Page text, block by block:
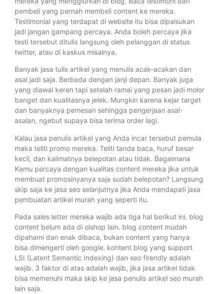
pembeli yang pernah membeli content ke mereka.
Testimonial yang terdapat di website itu bisa dipalsukan
jadi jangan gampang percaya. Anda boleh percaya jika
testi tersebut ditulis langsung oleh pelanggan di status
twitter, atau di kaskus misalnya.
Banyak jasa tulis artikel yang menulis acak-acakan dan
asal jadi saja. Berbeda dengan janji depan. Banyak juga
yang diawal keren tapi setelah ramai yang pesan jadi molor
banget dan kualitasnya jelek. Mungkin karena kejar target
dan banyaknya pemesan sehingga pengerjaan asal-
asalan, ngebut supaya bisa terima order lagi.
Kalau jasa penulis artikel yang Anda incar tersebut pemula
maka teliti promo mereka. Teliti tanda baca, huruf besar
kecil, dan kalimatnya belepotan atau tidak. Bagaimana
Kamu percaya dengan kualitas content mereka jika untuk
membuat promosinyanya saja sudah belepotan? Langsung
skip saja ke jasa seo selanjutnya jika Anda mendapati jasa
pembuatan artikel murah yang seperti itu.
Pada sales letter mereka wajib ada tiga hal berikut ini. blog
content belum ada di olshop lain. blog content mudah
dipahami dan enak dibaca, bukan content yang hanya
bisa dimengerti oleh google. kontent blog yang support
LSI (Latent Semantic Indexing) dan seo firendly adalah
wajib. 3 faktor di atas adalah wajib, jika jasa artikel tidak
bisa memenuhi maka skip ke jasa penulis artikel seo murah
lain saja.